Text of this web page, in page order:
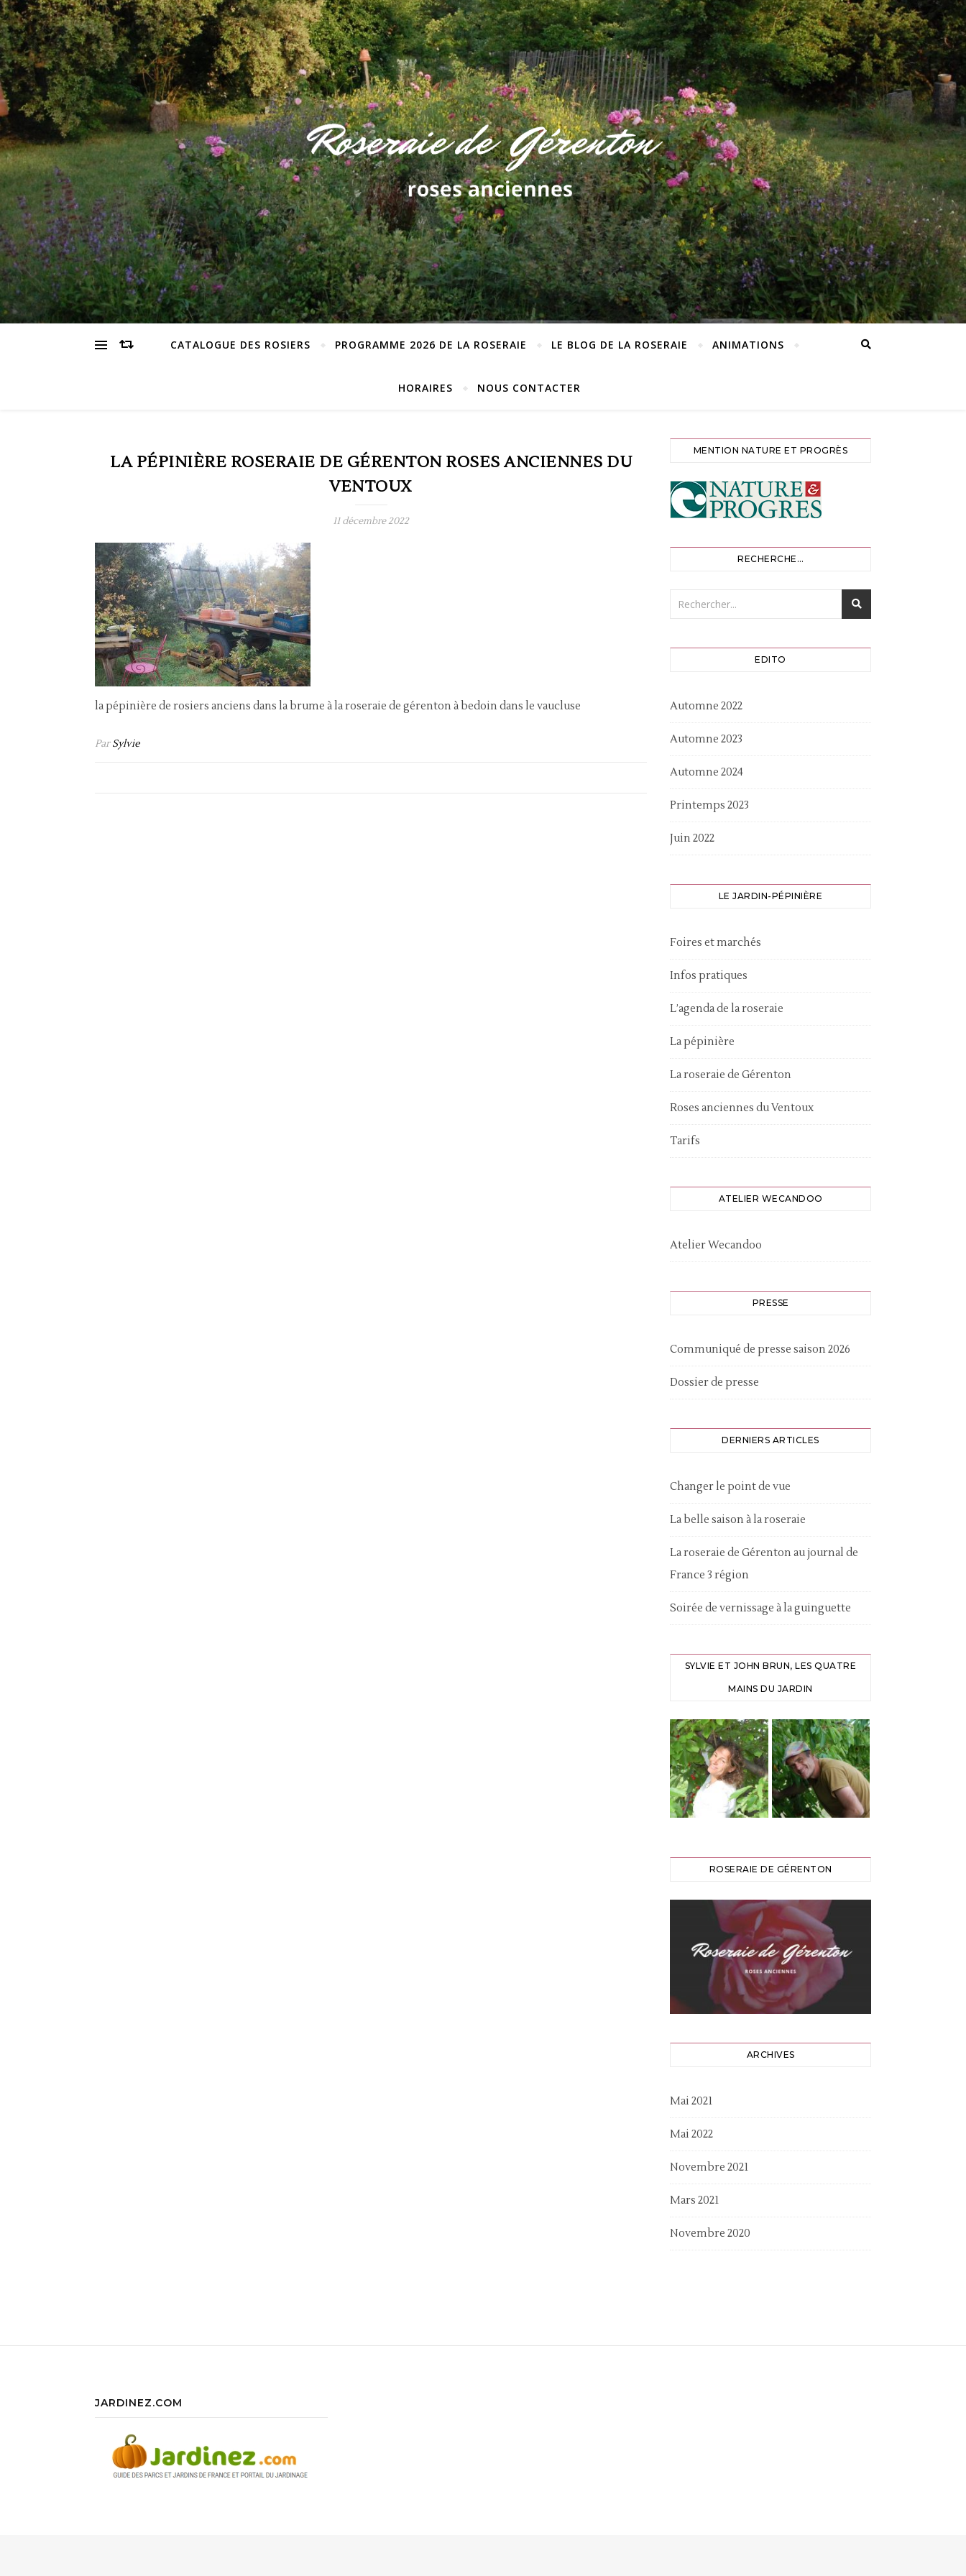
CATALOGUE DES ROSIERS PROGRAMME 2026 DE LA ROSERAIE LE BLOG DE LA ROSERAIE ANIMATIONS
HORAIRES NOUS CONTACTER
LA PÉPINIÈRE ROSERAIE DE GÉRENTON ROSES ANCIENNES DU
VENTOUX
11 décembre 2022
la pépinière de rosiers anciens dans la brume à la roseraie de gérenton à bedoin dans le vaucluse
ParSylvie
MENTION NATURE ET PROGRÈS
RECHERCHE…
EDITO
Automne 2022
Automne 2023
Automne 2024
Printemps 2023
Juin 2022
LE JARDIN-PÉPINIÈRE
Foires et marchés
Infos pratiques
L’agenda de la roseraie
La pépinière
La roseraie de Gérenton
Roses anciennes du Ventoux
Tarifs
ATELIER WECANDOO
Atelier Wecandoo
PRESSE
Communiqué de presse saison 2026
Dossier de presse
DERNIERS ARTICLES
Changer le point de vue
La belle saison à la roseraie
La roseraie de Gérenton au journal de
France 3 région
Soirée de vernissage à la guinguette
SYLVIE ET JOHN BRUN, LES QUATRE
MAINS DU JARDIN
ROSERAIE DE GÉRENTON
ARCHIVES
Mai 2021
Mai 2022
Novembre 2021
Mars 2021
Novembre 2020
JARDINEZ.COM